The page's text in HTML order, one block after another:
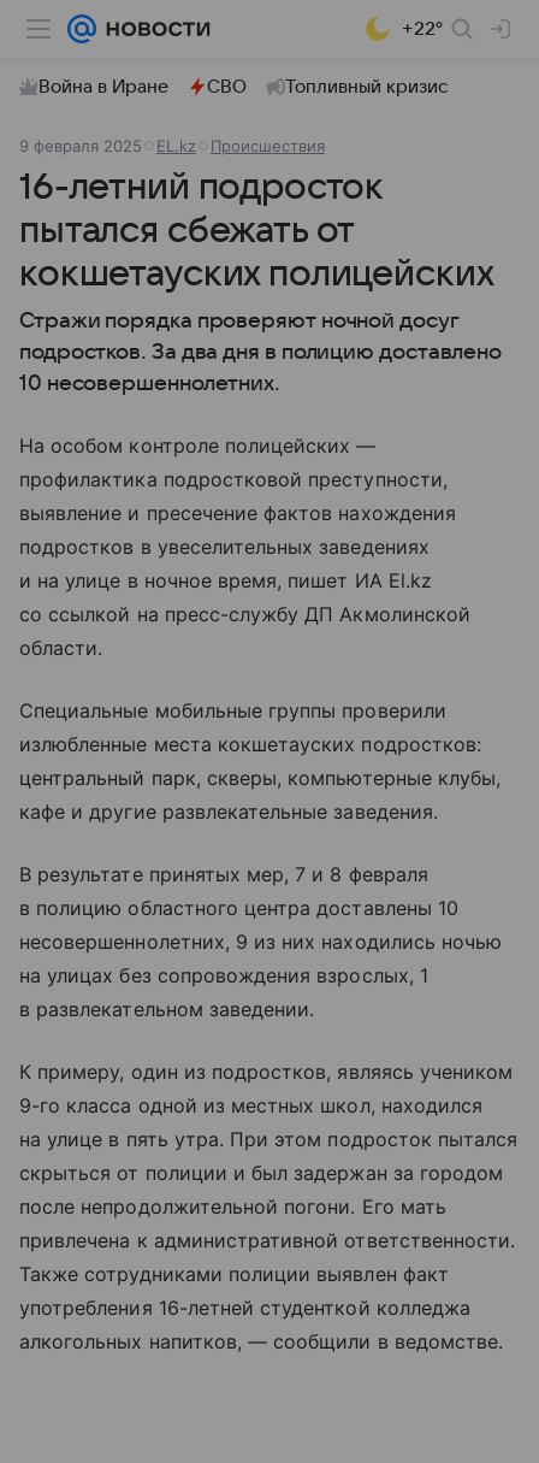
+22°
Война в Иране СВО Топливный кризис
9 февраля 2025 EL.kz Происшествия
16-летний подросток
пытался сбежать от
кокшетауских полицейских
Стражи порядка проверяют ночной досуг
подростков. За два дня в полицию доставлено
10 несовершеннолетних.
На особом контроле полицейских —
профилактика подростковой преступности,
выявление и пресечение фактов нахождения
подростков в увеселительных заведениях
и на улице в ночное время, пишет ИА El.kz
со ссылкой на пресс-службу ДП Акмолинской
области.
Специальные мобильные группы проверили
излюбленные места кокшетауских подростков:
центральный парк, скверы, компьютерные клубы,
кафе и другие развлекательные заведения.
В результате принятых мер, 7 и 8 февраля
в полицию областного центра доставлены 10
несовершеннолетних, 9 из них находились ночью
на улицах без сопровождения взрослых, 1
в развлекательном заведении.
К примеру, один из подростков, являясь учеником
9-го класса одной из местных школ, находился
на улице в пять утра. При этом подросток пытался
скрыться от полиции и был задержан за городом
после непродолжительной погони. Его мать
привлечена к административной ответственности.
Также сотрудниками полиции выявлен факт
употребления 16-летней студенткой колледжа
алкогольных напитков, — сообщили в ведомстве.